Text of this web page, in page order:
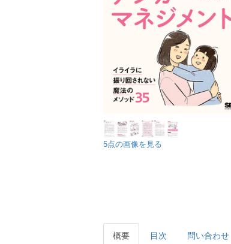
5点の画像を見る
概要 目次 問い合わせ